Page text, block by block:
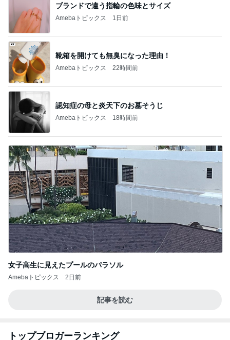
ブランドで違う指輪の色味とサイズ
Amebaトピックス 1日前
靴箱を開けても無臭になった理由！
Amebaトピックス 22時間前
認知症の母と炎天下のお墓そうじ
Amebaトピックス 18時間前
女子高生に見えたプールのパラソル
Amebaトピックス 2日前
記事を読む
トップブロガーランキング